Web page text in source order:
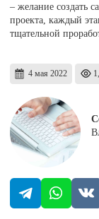
– желание создать
проекта, каждый
тщательной
4 мая 2022